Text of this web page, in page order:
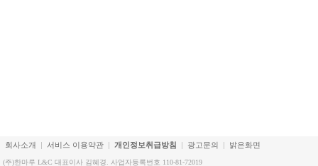
회사소개 서비스 이용약관 개인정보취급방침 광고문의 밝은화면
(주)한마루 L&C 대표이사 김혜경. 사업자등록번호 110-81-72019